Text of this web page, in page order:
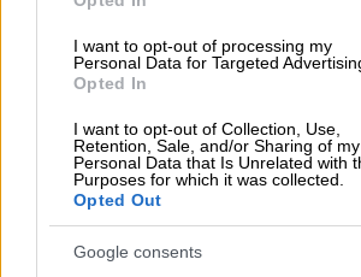
I want to opt-out of processing my
Personal Data for Targeted
Opted In
I want to opt-out of Collection, Use,
Retention, Sale, and/or Sharing of my
Personal Data that Is Unrelated with
Purposes for which it was collected.
Opted Out
Google consents
Από τη δεύτερη ή τρίτη μέρα
επίσης:
βήχας (με βλέννα/αίμα ή
δύσπνοια
πόνος στο στήθος
ναυτία, τάση προς έμετο,
πνευματική σύγχυση